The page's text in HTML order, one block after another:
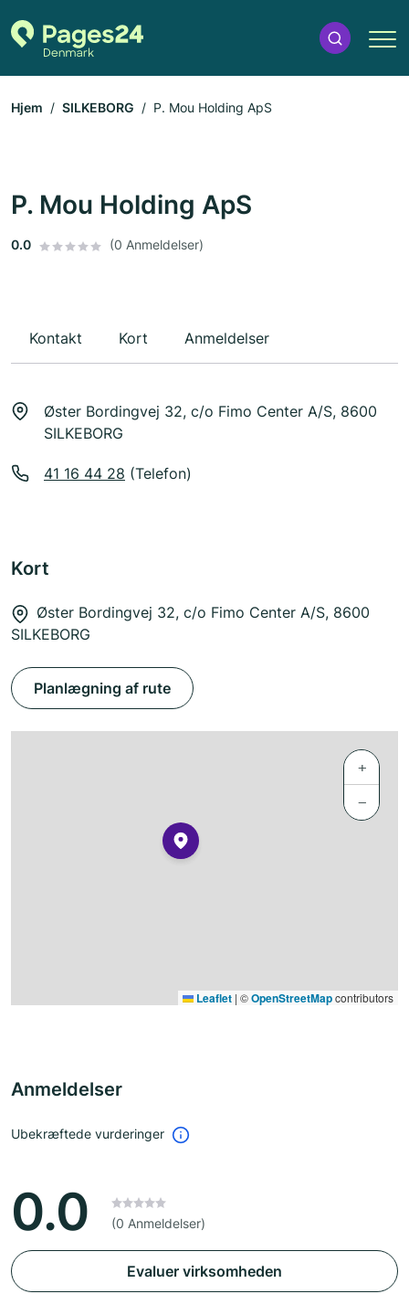
Hjem SILKEBORG P. Mou Holding ApS
P. Mou Holding ApS
0.0 (0 Anmeldelser)
Kontakt Kort Anmeldelser
Øster Bordingvej 32, c/o Fimo Center A/S, 8600
SILKEBORG
41 16 44 28 (Telefon)
Kort
Øster Bordingvej 32, c/o Fimo Center A/S, 8600
SILKEBORG
Planlægning af rute
+
−
Leaflet | ©OpenStreetMapcontributors
Anmeldelser
Ubekræftede vurderinger
0.0 (0 Anmeldelser)
Evaluer virksomheden